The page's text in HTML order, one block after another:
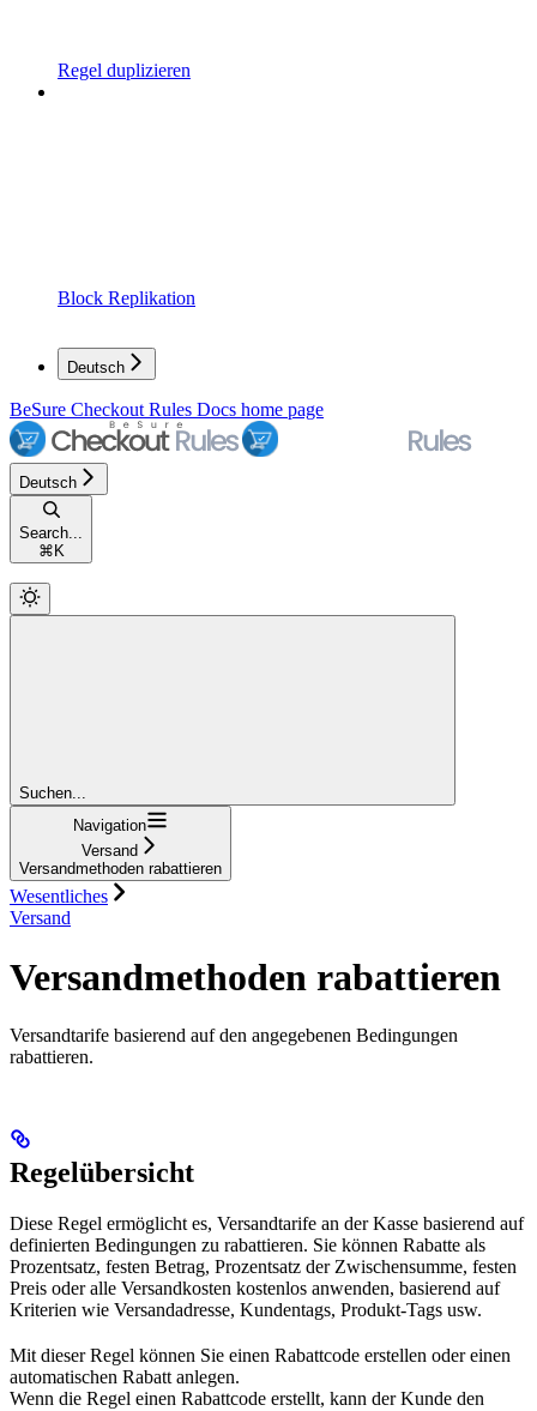
Regel duplizieren
Block Replikation
Deutsch
BeSure Checkout Rules Docs home page
Deutsch
Search...
⌘ K
Suchen...
Navigation
Versand
Versandmethoden rabattieren
Wesentliches
Versand
Versandmethoden rabattieren
Versandtarife basierend auf den angegebenen Bedingungen
rabattieren.
Regelübersicht
Diese Regel ermöglicht es, Versandtarife an der Kasse basierend auf
definierten Bedingungen zu rabattieren. Sie können Rabatte als
Prozentsatz, festen Betrag, Prozentsatz der Zwischensumme, festen
Preis oder alle Versandkosten kostenlos anwenden, basierend auf
Kriterien wie Versandadresse, Kundentags, Produkt-Tags usw.
Mit dieser Regel können Sie einen Rabattcode erstellen oder einen
automatischen Rabatt anlegen.
Wenn die Regel einen Rabattcode erstellt, kann der Kunde den